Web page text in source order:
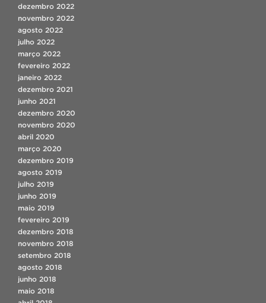
dezembro 2022
novembro 2022
agosto 2022
julho 2022
março 2022
fevereiro 2022
janeiro 2022
dezembro 2021
junho 2021
dezembro 2020
novembro 2020
abril 2020
março 2020
dezembro 2019
agosto 2019
julho 2019
junho 2019
maio 2019
fevereiro 2019
dezembro 2018
novembro 2018
setembro 2018
agosto 2018
junho 2018
maio 2018